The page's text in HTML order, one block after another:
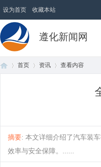
设为首页 收藏本站
遵化新闻网
首页 资讯 查看内容
摘要: 本文详细介绍了汽车装
效率与安全保障。......